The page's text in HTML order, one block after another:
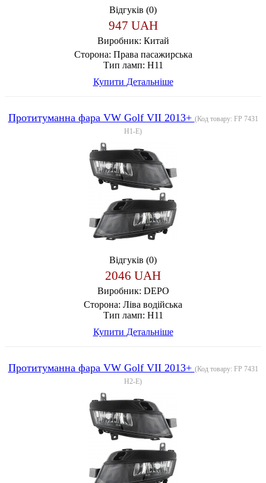
Відгуків (0)
947 UAH
Виробник: Китай
Сторона: Права пасажирська
Тип ламп: H11
Купити Детальніше
Протитуманна фара VW Golf VII 2013+ (Код товару: FP 7431
H1-E)
Відгуків (0)
2046 UAH
Виробник: DEPO
Сторона: Ліва водійська
Тип ламп: H11
Купити Детальніше
Протитуманна фара VW Golf VII 2013+ (Код товару: FP 7431
H2-E)